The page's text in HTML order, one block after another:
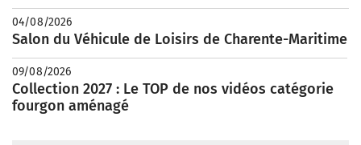
04/08/2026
Salon du Véhicule de Loisirs de Charente-Maritime
09/08/2026
Collection 2027 : Le TOP de nos vidéos catégorie
fourgon aménagé